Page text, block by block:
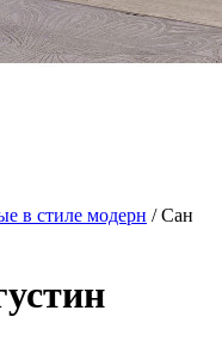
в стиле модерн / Сан